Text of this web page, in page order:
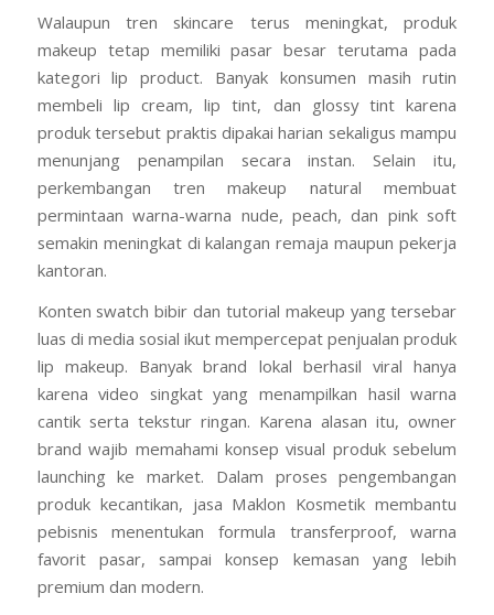
Walaupun tren skincare terus meningkat, produk
makeup tetap memiliki pasar besar terutama pada
kategori lip product. Banyak konsumen masih rutin
membeli lip cream, lip tint, dan glossy tint karena
produk tersebut praktis dipakai harian sekaligus mampu
menunjang penampilan secara instan. Selain itu,
perkembangan tren makeup natural membuat
permintaan warna-warna nude, peach, dan pink soft
semakin meningkat di kalangan remaja maupun pekerja
kantoran.
Konten swatch bibir dan tutorial makeup yang tersebar
luas di media sosial ikut mempercepat penjualan produk
lip makeup. Banyak brand lokal berhasil viral hanya
karena video singkat yang menampilkan hasil warna
cantik serta tekstur ringan. Karena alasan itu, owner
brand wajib memahami konsep visual produk sebelum
launching ke market. Dalam proses pengembangan
produk kecantikan, jasa Maklon Kosmetik membantu
pebisnis menentukan formula transferproof, warna
favorit pasar, sampai konsep kemasan yang lebih
premium dan modern.